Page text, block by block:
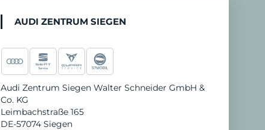
d
e
n
N
o
t
AUDI ZENTRUM SIEGEN
Audi Zentrum Siegen Walter Schneider GmbH &
Co. KG
Leimbachstraße 165
DE-57074 Siegen